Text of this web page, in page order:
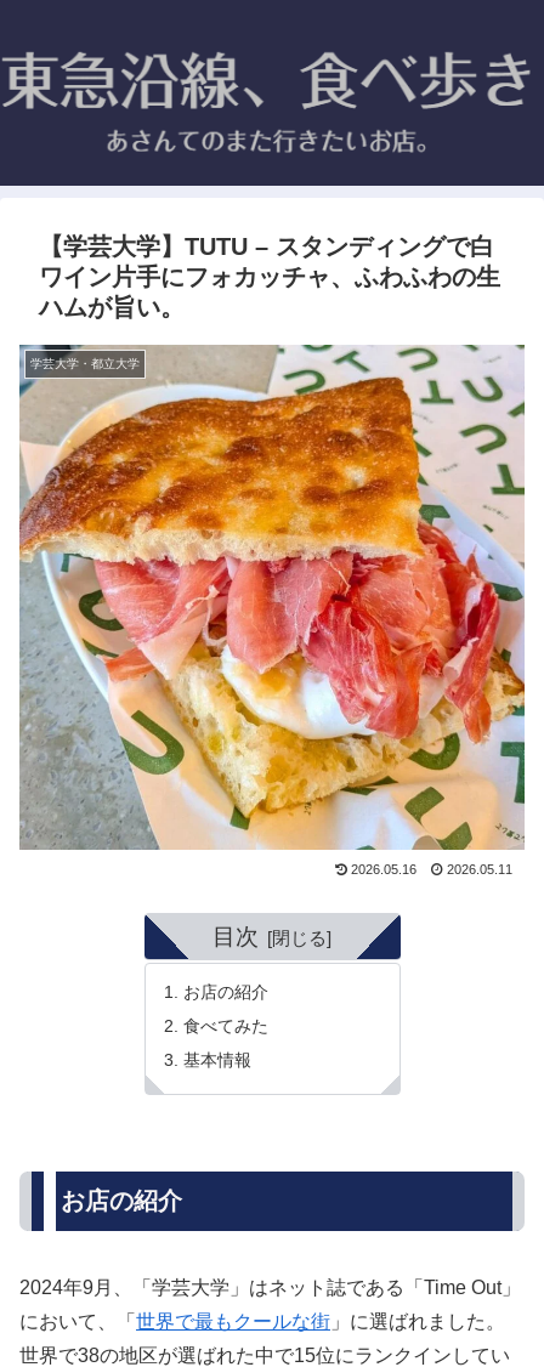
【学芸大学】TUTU – スタンディングで白
ワイン片手にフォカッチャ、ふわふわの生
ハムが旨い。
学芸大学・都立大学
2026.05.16 2026.05.11
目次
お店の紹介
食べてみた
基本情報
お店の紹介
2024年9月、「学芸大学」はネット誌である「Time Out」
において、「 世界で最もクールな街 」に選ばれました。
世界で38の地区が選ばれた中で15位にランクインしてい